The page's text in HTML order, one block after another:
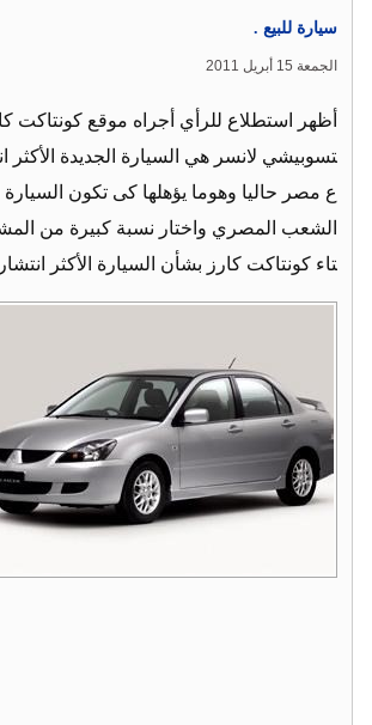
سيارة للبيع .
الجمعة 15 أبريل 2011
أظهر استطلاع للرأي أجراه موقع كونتاكت
تسوبيشي لانسر هي السيارة الجديدة الأكثر
ع مصر حاليا وهوما يؤهلها كى تكون السيارة
الشعب المصري واختار نسبة كبيرة من
تاء كونتاكت كارز بشأن السيارة الأكثر